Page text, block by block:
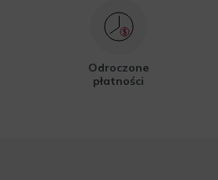
Odroczone
płatności